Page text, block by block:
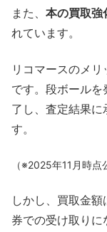
また、 本の買取強
れています。
リコマースのメリ
です。段ボール
了し、査定結果に
す。
（※2025年11月時点
しかし、買取金
券での受け取りに